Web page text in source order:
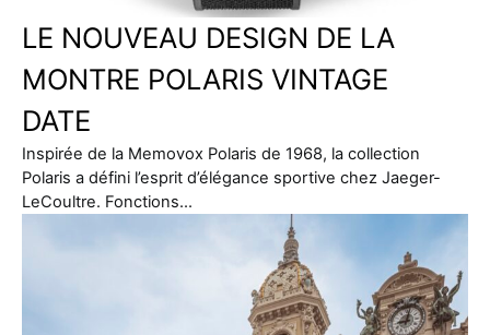
LE NOUVEAU DESIGN DE LA
MONTRE POLARIS VINTAGE
DATE
Inspirée de la Memovox Polaris de 1968, la collection
Polaris a défini l’esprit d’élégance sportive chez Jaeger-
LeCoultre. Fonctions…